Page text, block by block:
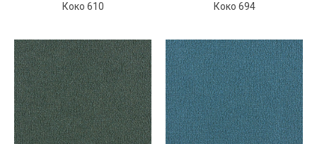
Коко 610 Коко 694